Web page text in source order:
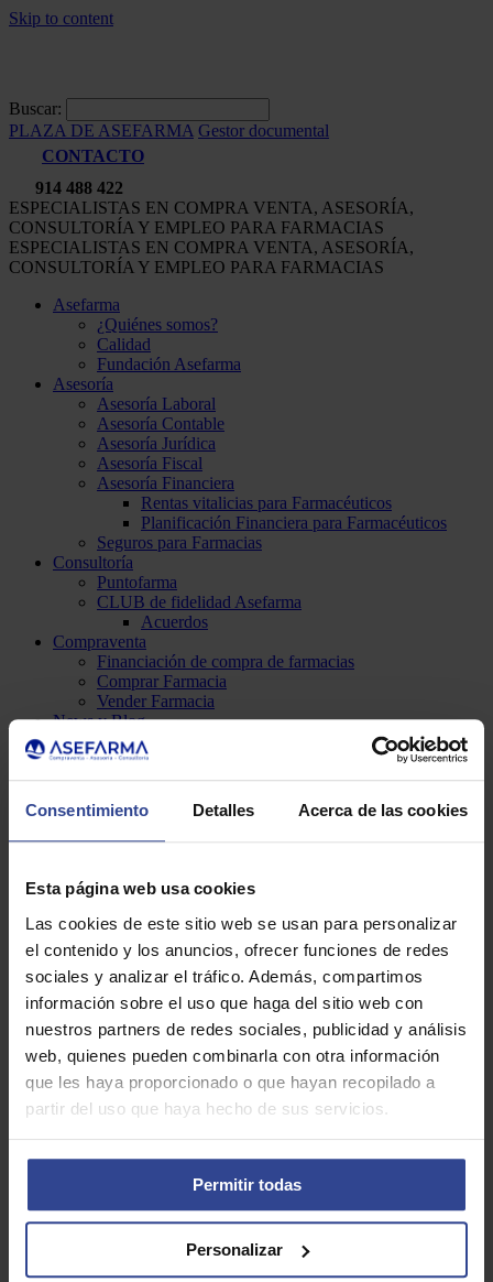
Consentimiento Detalles Acerca de las cookies
Esta página web usa cookies
Las cookies de este sitio web se usan para personalizar
el contenido y los anuncios, ofrecer funciones de redes
sociales y analizar el tráfico. Además, compartimos
información sobre el uso que haga del sitio web con
nuestros partners de redes sociales, publicidad y análisis
web, quienes pueden combinarla con otra información
que les haya proporcionado o que hayan recopilado a
partir del uso que haya hecho de sus servicios.
Permitir todas
Personalizar
Skip to content
Buscar:
PLAZA DE ASEFARMA Gestor documental
CONTACTO
914 488 422
ESPECIALISTAS EN COMPRA VENTA, ASESORÍA,
CONSULTORÍA Y EMPLEO PARA FARMACIAS
ESPECIALISTAS EN COMPRA VENTA, ASESORÍA,
CONSULTORÍA Y EMPLEO PARA FARMACIAS
Asefarma
¿Quiénes somos?
Calidad
Fundación Asefarma
Asesoría
Asesoría Laboral
Asesoría Contable
Asesoría Jurídica
Asesoría Fiscal
Asesoría Financiera
Rentas vitalicias para Farmacéuticos
Planificación Financiera para Farmacéuticos
Seguros para Farmacias
Consultoría
Puntofarma
CLUB de fidelidad Asefarma
Acuerdos
Compraventa
Financiación de compra de farmacias
Comprar Farmacia
Vender Farmacia
News y Blog
Boletín Asefarma
Actualidad
Blog
Podcast Asefarma
Otros servicios
VIII Encuentro Asefarma
Bolsa de empleo
Cursos y eventos
Formación especializada
Curso Avanzado de Gestión Asefarma - CEF.-
Becas
Comprar farmacia
PLAZA DE ASEFARMA
CONTACTO
LLÁMANOS
914 488 422
Boletín marzo 2022
Boletín marzo 2022
Descargar boletín